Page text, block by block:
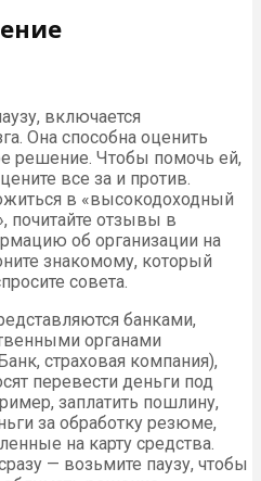
включается
Она способна оценить
решение. Чтобы помочь ей,
все за и против.
в «высокодоходный
почитайте отзывы в
об организации на
знакомому, который
совета.
банками,
органами
страховая компания),
перевести деньги под
заплатить пошлину,
за обработку резюме,
на карту средства.
— возьмите паузу, чтобы